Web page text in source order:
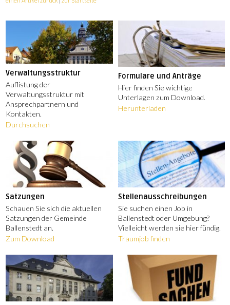
Verwaltungsstruktur
Auflistung der
Verwaltungsstruktur mit
Ansprechpartnern und
Kontakten.
Durchsuchen
Formulare und Anträge
Hier finden Sie wichtige
Unterlagen zum Download.
Herunterladen
Satzungen
Schauen Sie sich die aktuellen
Satzungen der Gemeinde
Ballenstedt an.
Zum Download
Stellenausschreibungen
Sie suchen einen Job in
Ballenstedt oder Umgebung?
Vielleicht werden sie hier fündig.
Traumjob finden